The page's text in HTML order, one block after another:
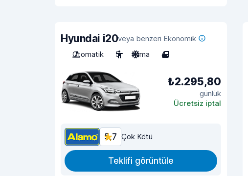
Hyundai i20veya benzeri Ekonomik
Otomatik
5 Klima 4
₺2.295,80
günlük
Ücretsiz iptal
5,7 Çok Kötü
Teklifi görüntüle